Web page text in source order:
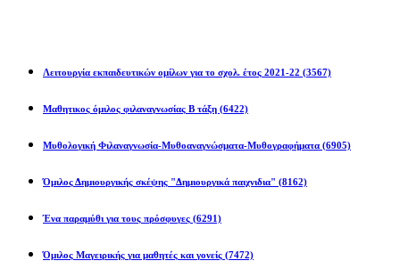
Λειτουργία εκπαιδευτικών ομίλων για το σχολ. έτος 2021-22 (3567)
Μαθητικος όμιλος φιλαναγνωσίας Β τάξη (6422)
Μυθολογική Φιλαναγνωσία-Μυθοαναγνώσματα-Μυθογραφήματα (6905)
Όμιλος Δημιουργικής σκέψης "Δημιουργικά παιχνιδια" (8162)
Ένα παραμύθι για τους πρόσφυγες (6291)
Όμιλος Μαγειρικής για μαθητές και γονείς (7472)